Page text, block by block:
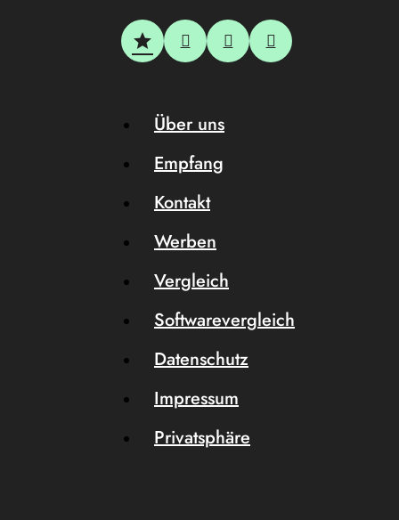
Über uns
Empfang
Kontakt
Werben
Vergleich
Softwarevergleich
Datenschutz
Impressum
Privatsphäre